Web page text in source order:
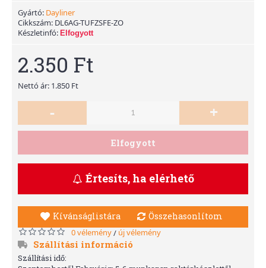
Gyártó: Dayliner
Cikkszám: DL6AG-TUFZSFE-ZO
Készletinfó: Elfogyott
2.350 Ft
Nettó ár: 1.850 Ft
- +
Elfogyott
Értesíts, ha elérhető
Kívánságlistára Összehasonlítom
0 vélemény/ új vélemény
Szállítási információ
Szállítási idő: